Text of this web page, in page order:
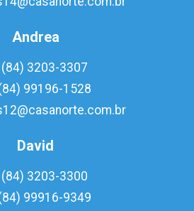
Andrea
(84) 3203-3307
99196-1528
David
(84) 3203-3300
99916-9349